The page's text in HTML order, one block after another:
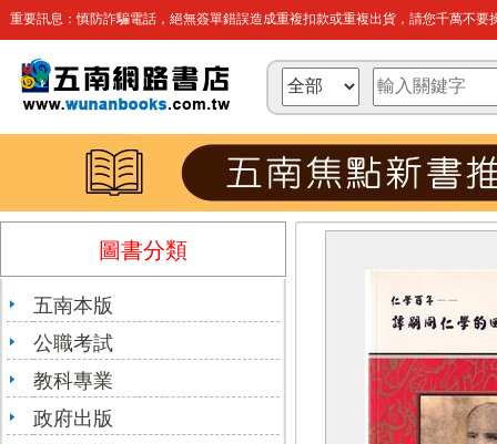
重要訊息：慎防詐騙電話，絕無簽單錯誤造成重複扣款或重複出貨，請您千萬不要
圖書分類
五南本版
公職考試
教科專業
政府出版